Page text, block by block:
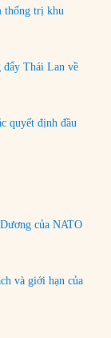
thống trị khu
đẩy Thái Lan về
quyết định đầu
của NATO
và giới hạn của